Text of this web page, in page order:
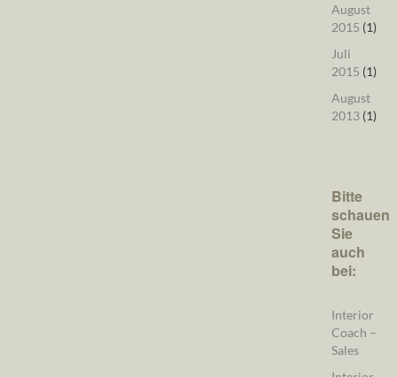
August
2015 (1)
Juli
2015 (1)
August
2013(1)
Bitte
schauen
Sie
auch
bei:
Interior
Coach –
Sales